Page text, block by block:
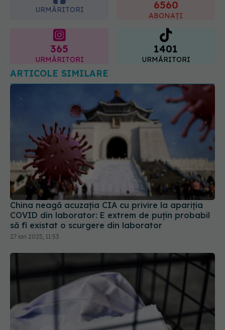
365
URMĂRITORI
1401
URMĂRITORI
ARTICOLE SIMILARE
China neagă acuzația CIA cu privire la apariția
COVID din laborator: E extrem de puţin probabil
să fi existat o scurgere din laborator
27 ian 2025, 11:53